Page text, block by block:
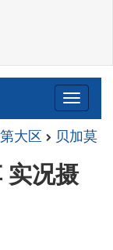
大区 贝加莫
况摄